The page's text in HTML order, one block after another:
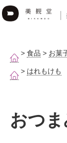
> 食品 > お菓
> はれもけも
おつ